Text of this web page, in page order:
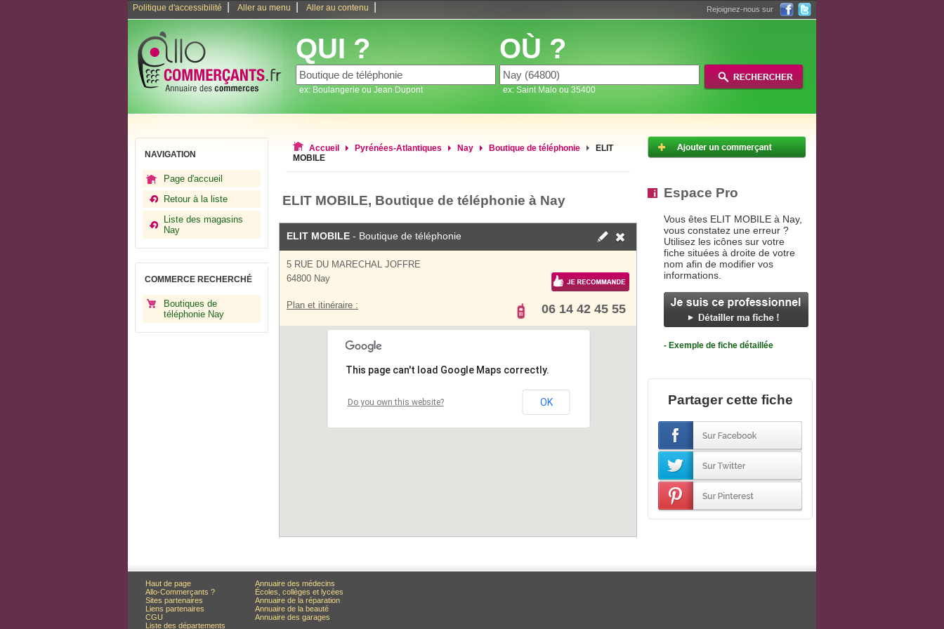
Politique d'accessibilité Aller au menu Aller au contenu Rejoignez-nous sur
QUI ?
ex: Boulangerie ou Jean Dupont
OÙ ?
ex: Saint Malo ou 35400
NAVIGATION
Page d'accueil
Retour à la liste
Liste des magasins
Nay
COMMERCE RECHERCHÉ
Boutiques de
téléphonie Nay
Accueil Pyrénées-Atlantiques Nay Boutique de téléphonie
ELIT
MOBILE
ELIT MOBILE, Boutique de téléphonie à Nay
ELIT MOBILE - Boutique de téléphonie
5 RUE DU MARECHAL JOFFRE
64800 Nay
Plan et itinéraire : 06 14 42 45 55
This page can't load Google Maps correctly.
Do you own this website? OK
This page can't load Google Maps correctly.
Do you own this website? OK
Espace Pro
Vous êtes ELIT MOBILE à Nay,
vous constatez une erreur ?
Utilisez les icônes sur votre
fiche situées à droite de votre
nom afin de modifier vos
informations.
- Exemple de fiche détaillée
Partager cette fiche
Haut de page
Allo-Commerçants ?
Sites partenaires
Liens partenaires
CGU
Liste des départements
Annuaire des médecins
Écoles, collèges et lycées
Annuaire de la réparation
Annuaire de la beauté
Annuaire des garages